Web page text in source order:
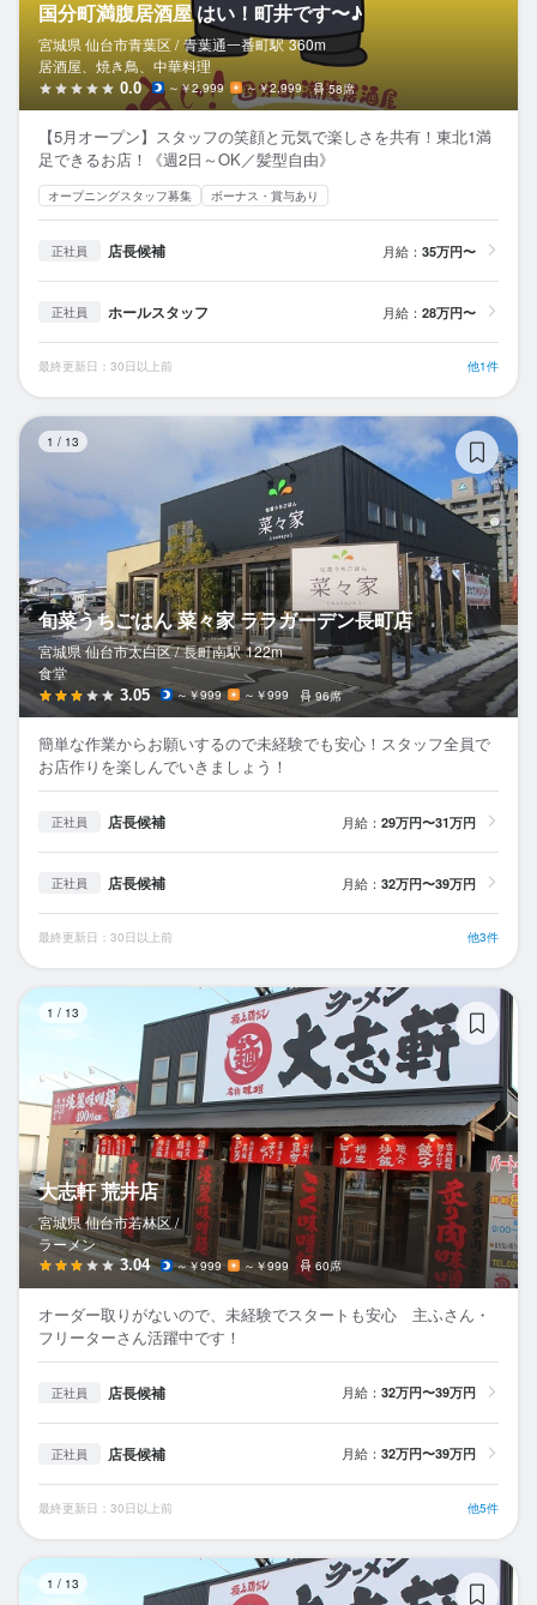
国分町満腹居酒屋 はい！町井です〜♪
宮城県 仙台市青葉区 / 青葉通一番町駅 360m
居酒屋、焼き鳥、中華料理
0.0 ～￥2,999 ～￥2,999 58席
【5月オープン】スタッフの笑顔と元気で楽しさを共有！東北1満
足できるお店！《週2日～OK／髪型自由》
オープニングスタッフ募集 ボーナス・賞与あり
正社員 店長候補 月給： 35万円〜
正社員 ホールスタッフ 月給： 28万円〜
最終更新日：30日以上前 他1件
1 / 13
旬菜うちごはん 菜々家 ララガーデン長町店
宮城県 仙台市太白区 / 長町南駅 122m
食堂
3.05 ～￥999 ～￥999 96席
簡単な作業からお願いするので未経験でも安心！スタッフ全員で
お店作りを楽しんでいきましょう！
正社員 店長候補 月給： 29万円〜31万円
正社員 店長候補 月給： 32万円〜39万円
最終更新日：30日以上前 他3件
1 / 13
大志軒 荒井店
宮城県 仙台市若林区 /
ラーメン
3.04 ～￥999 ～￥999 60席
オーダー取りがないので、未経験でスタートも安心 主ふさん・
フリーターさん活躍中です！
正社員 店長候補 月給： 32万円〜39万円
正社員 店長候補 月給： 32万円〜39万円
最終更新日：30日以上前 他5件
1 / 13